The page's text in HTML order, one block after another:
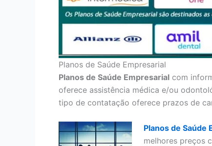
Planos de Saúde Empresarial
Planos de Saúde Empresarial com
oferece assistência médica e/ou
tipo de contatação oferece prazos de
Planos de Saúde
melhores preços